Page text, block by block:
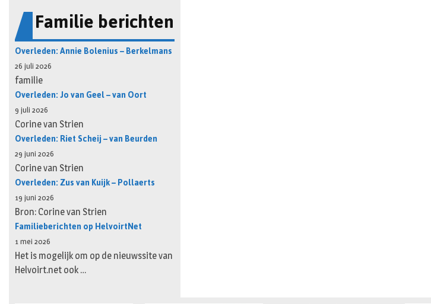
Familie berichten
Overleden: Annie Bolenius – Berkelmans
26 juli 2026
familie
Overleden: Jo van Geel – van Oort
9 juli 2026
Corine van Strien
Overleden: Riet Scheij – van Beurden
29 juni 2026
Corine van Strien
Overleden: Zus van Kuijk – Pollaerts
19 juni 2026
Bron: Corine van Strien
Familieberichten op HelvoirtNet
1 mei 2026
Het is mogelijk om op de nieuwssite van
Helvoirt.net ook …